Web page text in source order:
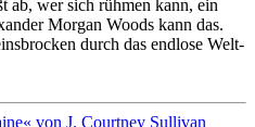
ab, wer sich rühmen kann, ein
Morgan Woods kann das.
durch das end­lo­se Welt­